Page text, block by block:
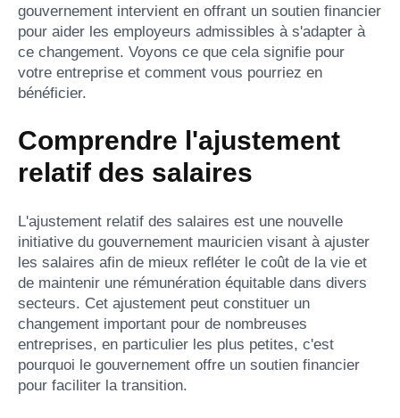
gouvernement intervient en offrant un soutien financier
pour aider les employeurs admissibles à s'adapter à
ce changement. Voyons ce que cela signifie pour
votre entreprise et comment vous pourriez en
bénéficier.
Comprendre l'ajustement
relatif des salaires
L'ajustement relatif des salaires est une nouvelle
initiative du gouvernement mauricien visant à ajuster
les salaires afin de mieux refléter le coût de la vie et
de maintenir une rémunération équitable dans divers
secteurs. Cet ajustement peut constituer un
changement important pour de nombreuses
entreprises, en particulier les plus petites, c'est
pourquoi le gouvernement offre un soutien financier
pour faciliter la transition.